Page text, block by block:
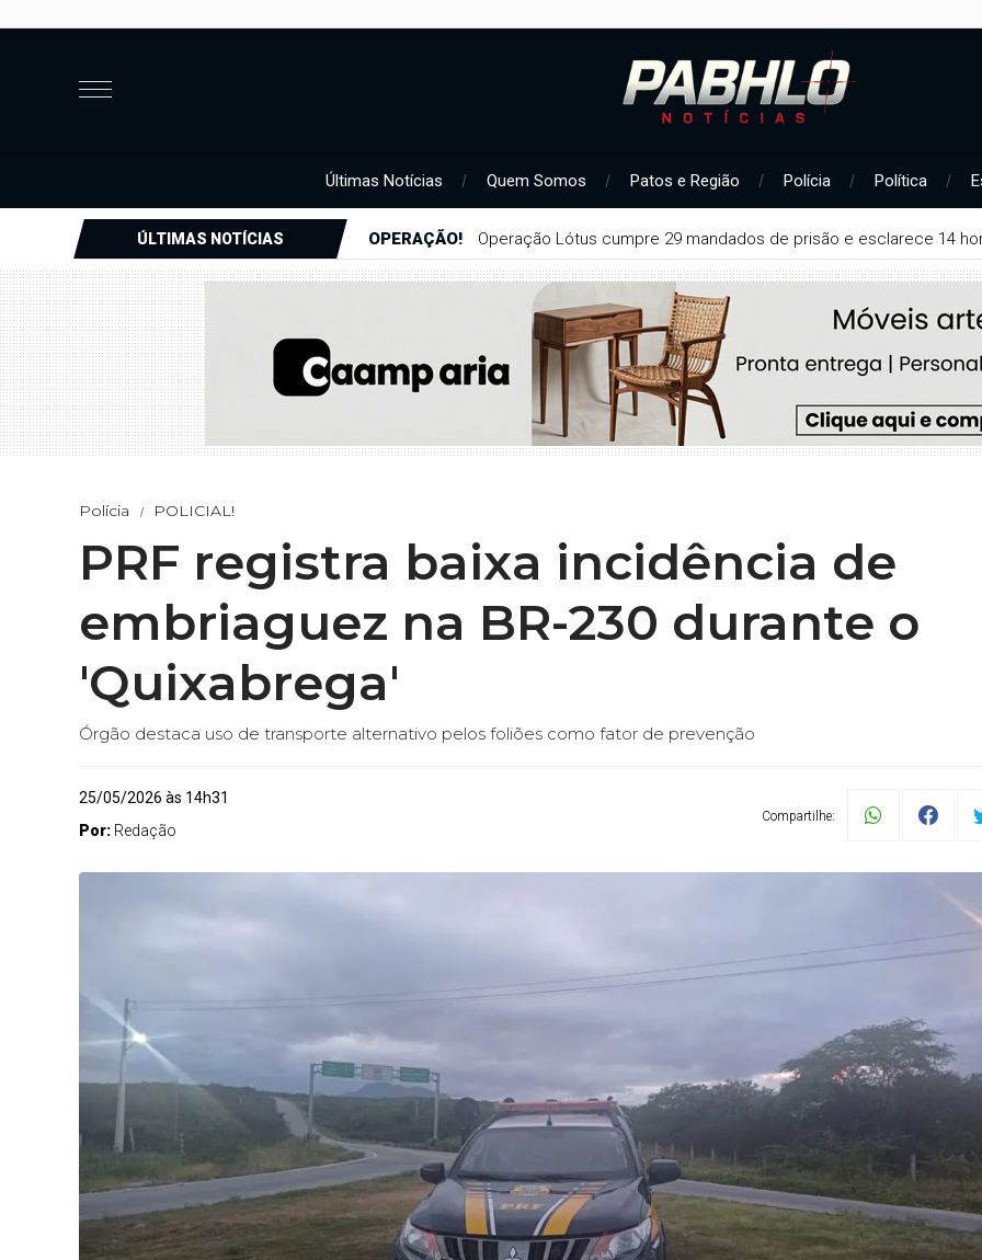
Últimas Notícias Quem Somos Patos e Região Polícia Política
ÚLTIMAS NOTÍCIAS OPERAÇÃO! Operação Lótus cumpre 29 mandados de prisão e esclarece 14
Polícia POLICIAL!
PRF registra baixa incidência de
embriaguez na BR-230 durante o
'Quixabrega'
Órgão destaca uso de transporte alternativo pelos foliões como fator de prevenção
25/05/2026 às 14h31
Por: Redação
Compartilhe: